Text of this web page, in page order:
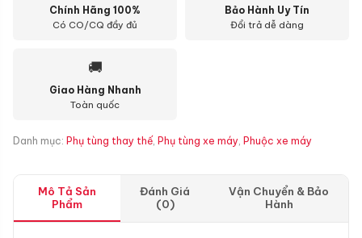
Chính Hãng 100%
Có CO/CQ đầy đủ
Bảo Hành Uy Tín
Đổi trả dễ dàng
🚚
Giao Hàng Nhanh
Toàn quốc
Danh mục: Phụ tùng thay thế, Phụ tùng xe máy, Phuộc xe máy
Mô Tả Sản
Phẩm
Đánh Giá
(0)
Vận Chuyển & Bảo
Hành